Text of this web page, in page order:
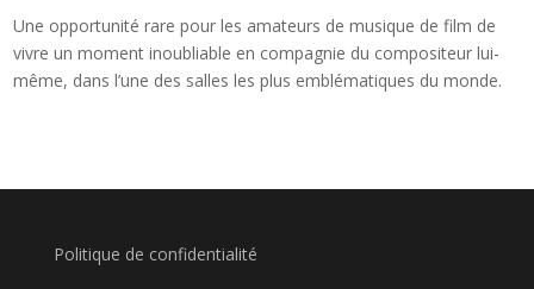
Une opportunité rare pour les amateurs de musique de film de
vivre un moment inoubliable en compagnie du compositeur lui-
même, dans l’une des salles les plus emblématiques du monde.
Politique de confidentialité